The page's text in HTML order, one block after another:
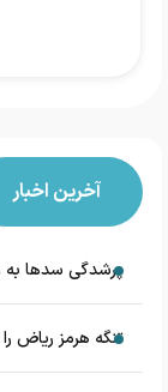
آخرین اخبار
پرشدگی سدها به ۵۸درصد رسید
تنگه هرمز ریاض